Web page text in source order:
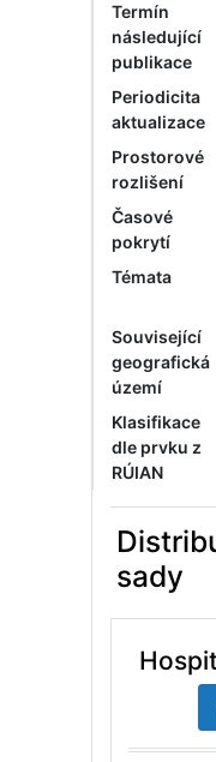
Termín
následující
publikace
Periodicita
aktualizace
Prostorové
rozlišení
Časové
pokrytí
Témata
Související
geografická
území
Klasifikace
dle prvku z
RÚIAN
sady